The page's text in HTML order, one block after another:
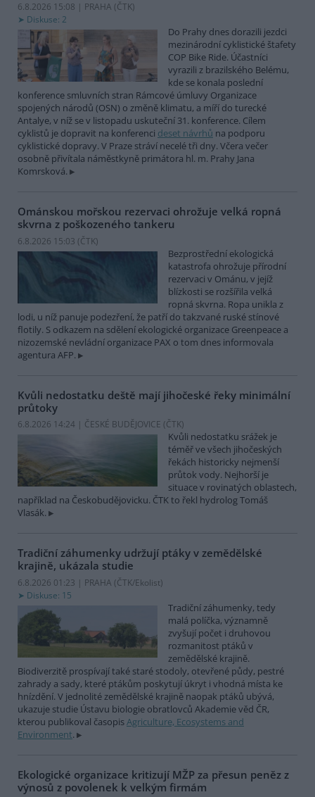
6.8.2026 15:08 | PRAHA (ČTK)
Diskuse: 2
Do Prahy dnes dorazili jezdci
mezinárodní cyklistické štafety
COP Bike Ride. Účastníci
vyrazili z brazilského Belému,
kde se konala poslední
konference smluvních stran Rámcové úmluvy Organizace
spojených národů (OSN) o změně klimatu, a míří do turecké
Antalye, v níž se v listopadu uskuteční 31. konference. Cílem
cyklistů je dopravit na konferenci deset návrhů na podporu
cyklistické dopravy. V Praze stráví necelé tři dny. Včera večer
osobně přivítala náměstkyně primátora hl. m. Prahy Jana
Komrsková.
Ománskou mořskou rezervaci ohrožuje velká ropná
skvrna z poškozeného tankeru
6.8.2026 15:03 (ČTK)
Bezprostřední ekologická
katastrofa ohrožuje přírodní
rezervaci v Ománu, v jejíž
blízkosti se rozšířila velká
ropná skvrna. Ropa unikla z
lodi, u níž panuje podezření, že patří do takzvané ruské stínové
flotily. S odkazem na sdělení ekologické organizace Greenpeace a
nizozemské nevládní organizace PAX o tom dnes informovala
agentura AFP.
Kvůli nedostatku deště mají jihočeské řeky minimální
průtoky
6.8.2026 14:24 | ČESKÉ BUDĚJOVICE (ČTK)
Kvůli nedostatku srážek je
téměř ve všech jihočeských
řekách historicky nejmenší
průtok vody. Nejhorší je
situace v rovinatých oblastech,
například na Českobudějovicku. ČTK to řekl hydrolog Tomáš
Vlasák.
Tradiční záhumenky udržují ptáky v zemědělské
krajině, ukázala studie
6.8.2026 01:23 | PRAHA (ČTK/Ekolist)
Diskuse: 15
Tradiční záhumenky, tedy
malá políčka, významně
zvyšují počet i druhovou
rozmanitost ptáků v
zemědělské krajině.
Biodiverzitě prospívají také staré stodoly, otevřené půdy, pestré
zahrady a sady, které ptákům poskytují úkryt i vhodná místa ke
hnízdění. V jednolité zemědělské krajině naopak ptáků ubývá,
ukazuje studie Ústavu biologie obratlovců Akademie věd ČR,
kterou publikoval časopisAgriculture, Ecosystems and
Environment.
Ekologické organizace kritizují MŽP za přesun peněz z
výnosů z povolenek k velkým firmám